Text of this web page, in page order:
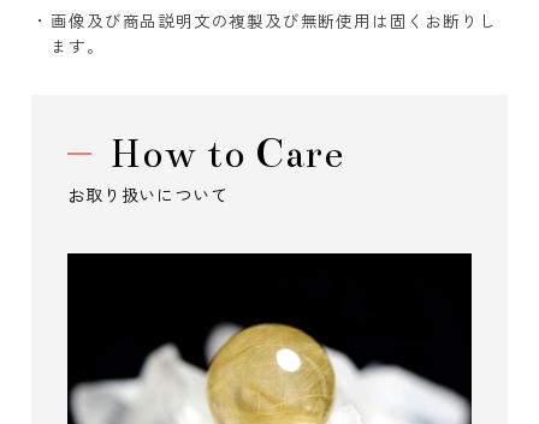
画像及び商品説明文の複製及び無断使用は固くお断りし
ます。
How to Care
お取り扱いについて